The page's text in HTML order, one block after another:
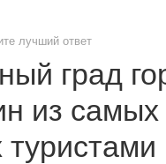
лучший ответ
град
из самых